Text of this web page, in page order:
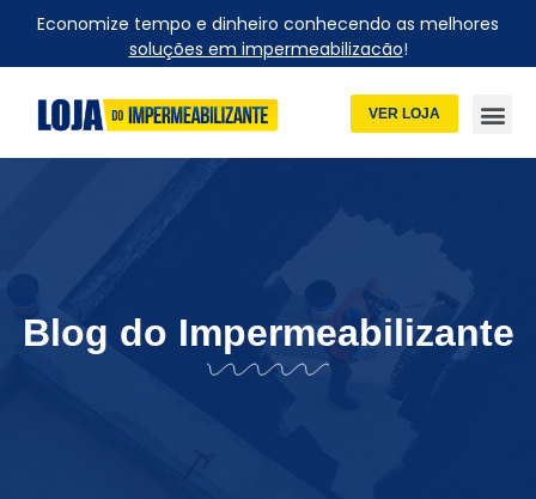
Economize tempo e dinheiro conhecendo as melhores
soluções em impermeabilizacão!
VER LOJA
Blog do Impermeabilizante